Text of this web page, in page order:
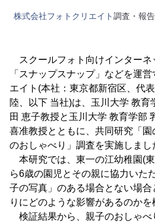
株式会社フォトクリエイト調査・報告
スクールフォト向けインターネ
「スナップスナップ」などを運
エイト(本社：東京都新宿区、代
陸、以下 当社)は、玉川大学 教育
田 恵子教授と玉川大学 教育学部
喜准教授とともに、共同研究「
のおしゃべり」調査を実施しまし
本研究では、東一の江幼稚園(
ら6歳の園児とその親に協力いた
子の写真」のある場合とない場
りにどのような影響があるのかを
検証結果から、親子のおしゃべ